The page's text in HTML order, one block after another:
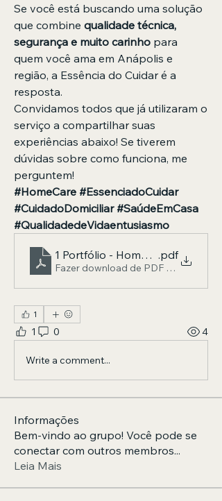
Se você está buscando uma solução
que combine qualidade técnica,
segurança e muito carinho para
quem você ama em Anápolis e
região, a Essência do Cuidar é a
resposta.
Convidamos todos que já utilizaram o
serviço a compartilhar suas
experiências abaixo! Se tiverem
dúvidas sobre como funciona, me
perguntem!
#HomeCare #EssenciadoCuidar
#CuidadoDomiciliar #SaúdeEmCasa
#QualidadedeVidaentusiasmo
1 Portfólio - Home Care Essência
.pdf
Fazer download de PDF • 2.23MB
1
1 0 4
Write a comment...
Informações
Bem-vindo ao grupo! Você pode se
conectar com outros membros...
Leia Mais